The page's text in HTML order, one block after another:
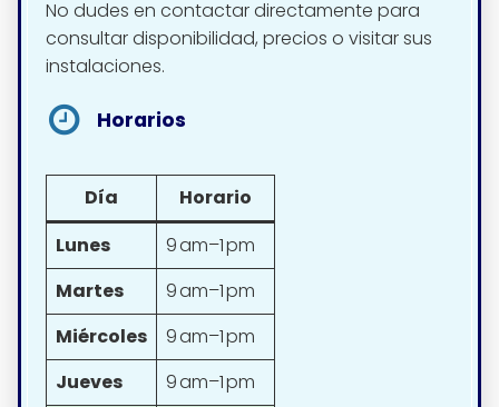
No dudes en contactar directamente para
consultar disponibilidad, precios o visitar sus
instalaciones.
Horarios
Día
Horario
Lunes
9 am–1 pm
Martes
9 am–1 pm
Miércoles
9 am–1 pm
Jueves
9 am–1 pm